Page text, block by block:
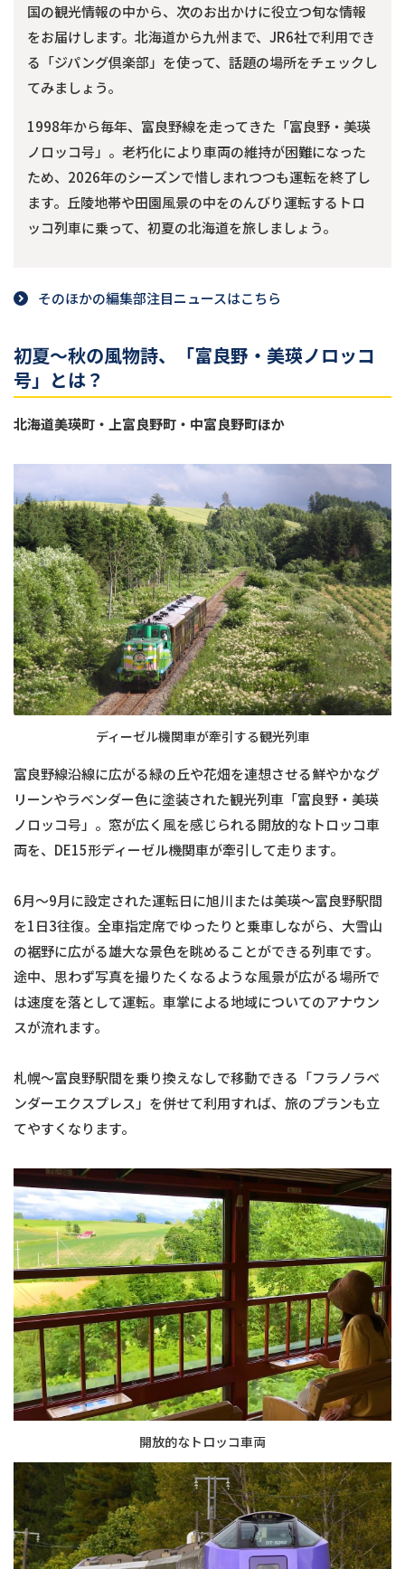
国の観光情報の中から、次のお出かけに役立つ旬な情報
をお届けします。北海道から九州まで、JR6社で利用でき
る「ジパング倶楽部」を使って、話題の場所をチェックし
てみましょう。
1998年から毎年、富良野線を走ってきた「富良野・美瑛
ノロッコ号」。老朽化により車両の維持が困難になった
ため、2026年のシーズンで惜しまれつつも運転を終了し
ます。丘陵地帯や田園風景の中をのんびり運転するトロ
ッコ列車に乗って、初夏の北海道を旅しましょう。
そのほかの編集部注目ニュースはこちら
初夏〜秋の風物詩、「富良野・美瑛ノロッコ
号」とは？
北海道美瑛町・上富良野町・中富良野町ほか
ディーゼル機関車が牽引する観光列車
富良野線沿線に広がる緑の丘や花畑を連想させる鮮やかなグ
リーンやラベンダー色に塗装された観光列車「富良野・美瑛
ノロッコ号」。窓が広く風を感じられる開放的なトロッコ車
両を、DE15形ディーゼル機関車が牽引して走ります。
6月〜9月に設定された運転日に旭川または美瑛〜富良野駅間
を1日3往復。全車指定席でゆったりと乗車しながら、大雪山
の裾野に広がる雄大な景色を眺めることができる列車です。
途中、思わず写真を撮りたくなるような風景が広がる場所で
は速度を落として運転。車掌による地域についてのアナウン
スが流れます。
札幌〜富良野駅間を乗り換えなしで移動できる「フラノラベ
ンダーエクスプレス」を併せて利用すれば、旅のプランも立
てやすくなります。
開放的なトロッコ車両